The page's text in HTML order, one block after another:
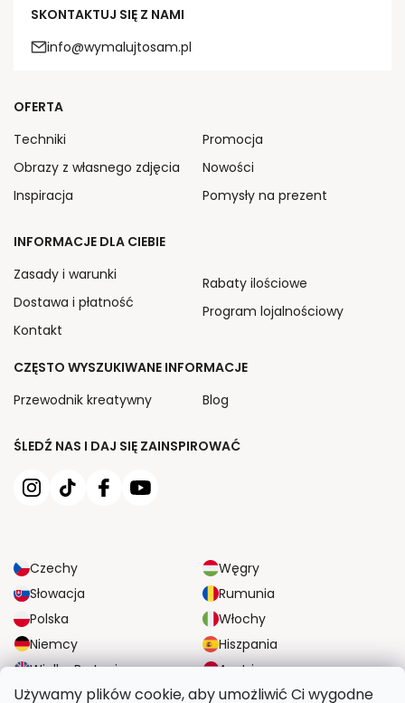
Używamy plików cookie, aby umożliwić Ci wygodne
SKONTAKTUJ SIĘ Z NAMI
info@wymalujtosam.pl
ŚLEDŹ NAS I DAJ SIĘ ZAINSPIROWAĆ
Czechy
Węgry
Słowacja
Rumunia
Polska
Włochy
Niemcy
Hiszpania
Wielka Brytania
Austria
OFERTA
Techniki
Obrazy z własnego zdjęcia
Inspiracja
Promocja
Nowości
Pomysły na prezent
INFORMACJE DLA CIEBIE
Zasady i warunki
Dostawa i płatność
Kontakt
Rabaty ilościowe
Program lojalnościowy
CZĘSTO WYSZUKIWANE INFORMACJE
Przewodnik kreatywny
Blog